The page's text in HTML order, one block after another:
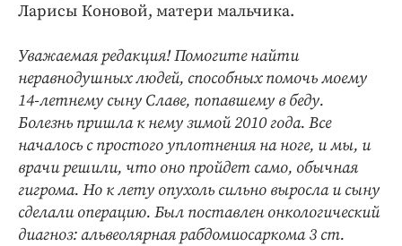
Ларисы Коновой, матери мальчика.
Уважаемая редакция! Помогите найти
неравнодушных людей, способных помочь моему
14-летнему сыну Славе, попавшему в беду.
Болезнь пришла к нему зимой 2010 года. Все
началось с простого уплотнения на ноге, и мы, и
врачи решили, что оно пройдет само, обычная
гигрома. Но к лету опухоль сильно выросла и сыну
сделали операцию. Был поставлен онкологический
диагноз: альвеолярная рабдомиосаркома 3 ст.